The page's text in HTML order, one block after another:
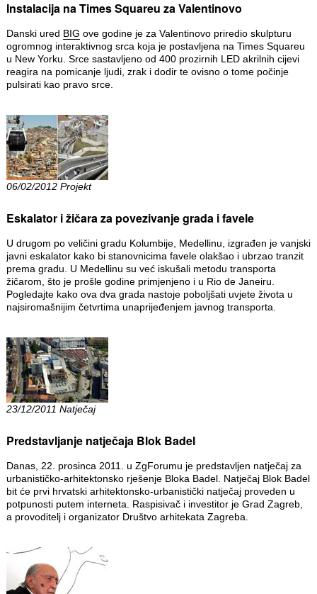
Instalacija na Times Squareu za Valentinovo
Danski ured BIG ove godine je za Valentinovo priredio skulpturu
ogromnog interaktivnog srca koja je postavljena na Times Squareu
u New Yorku. Srce sastavljeno od 400 prozirnih LED akrilnih cijevi
reagira na pomicanje ljudi, zrak i dodir te ovisno o tome počinje
pulsirati kao pravo srce.
06/02/2012 Projekt
Eskalator i žičara za povezivanje grada i favele
U drugom po veličini gradu Kolumbije, Medellinu, izgrađen je vanjski
javni eskalator kako bi stanovnicima favele olakšao i ubrzao tranzit
prema gradu. U Medellinu su već iskušali metodu transporta
žičarom, što je prošle godine primjenjeno i u Rio de Janeiru.
Pogledajte kako ova dva grada nastoje poboljšati uvjete života u
najsiromašnijim četvrtima unaprijeđenjem javnog transporta.
23/12/2011 Natječaj
Predstavljanje natječaja Blok Badel
Danas, 22. prosinca 2011. u ZgForumu je predstavljen natječaj za
urbanističko-arhitektonsko rješenje Bloka Badel. Natječaj Blok Badel
bit će prvi hrvatski arhitektonsko-urbanistički natječaj proveden u
potpunosti putem interneta. Raspisivač i investitor je Grad Zagreb,
a provoditelj i organizator Društvo arhitekata Zagreba.